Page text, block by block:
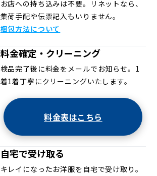
お店への持ち込みは不要。リネットなら、
集荷手配や伝票記入もいりません。
梱包方法について
料金確定・クリーニング
検品完了後に料金をメールでお知らせ。1
着1着丁寧にクリーニングいたします。
料金表はこちら
自宅で受け取る
キレイになったお洋服を自宅で受け取り。